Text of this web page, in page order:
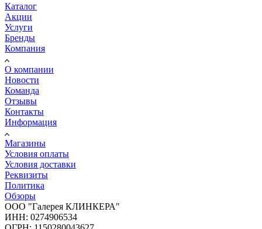
Каталог
Акции
Услуги
Бренды
Компания
О компании
Новости
Команда
Отзывы
Контакты
Информация
Магазины
Условия оплаты
Условия доставки
Реквизиты
Политика
Обзоры
ООО "Галерея КЛИНКЕРА"
ИНН: 0274906534